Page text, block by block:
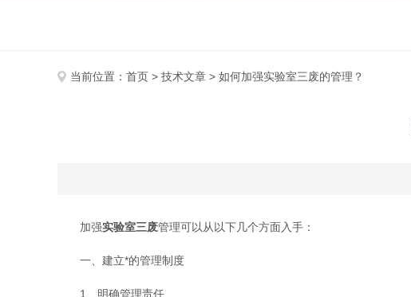
当前位置： 首页 > 技术文章 > 如何加强实验室三废的管理？
加强实验室三废管理可以从以下几个方面入手：
一、建立*的管理制度
1、明确管理责任